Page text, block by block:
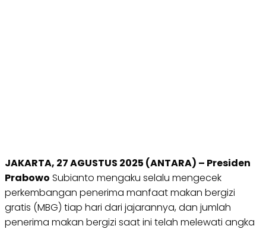
JAKARTA, 27 AGUSTUS 2025 (ANTARA) – Presiden
Prabowo Subianto mengaku selalu mengecek
perkembangan penerima manfaat makan bergizi
gratis (MBG) tiap hari dari jajarannya, dan jumlah
penerima makan bergizi saat ini telah melewati angka